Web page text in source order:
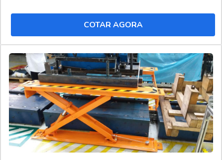
Tudo isso por ser líder no mercado e líder do segmento,
padrões alcançados pela empresa conter material de
ótima qualidade e tecnologia de ponta onde, agregando a
uma equipe com profissionais especializados e chat com
atendimento humano, comprova sua essência de trazer o
melhor para seus clientes.."
COTAR AGORA